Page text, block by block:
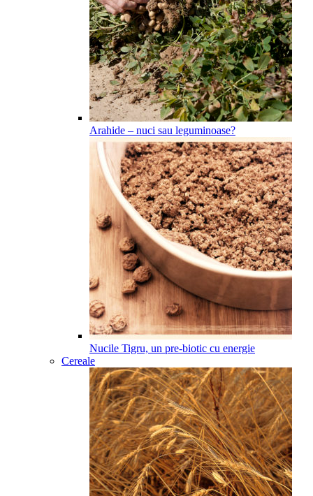
Arahide – nuci sau leguminoase?
Nucile Tigru, un pre-biotic cu energie
Cereale